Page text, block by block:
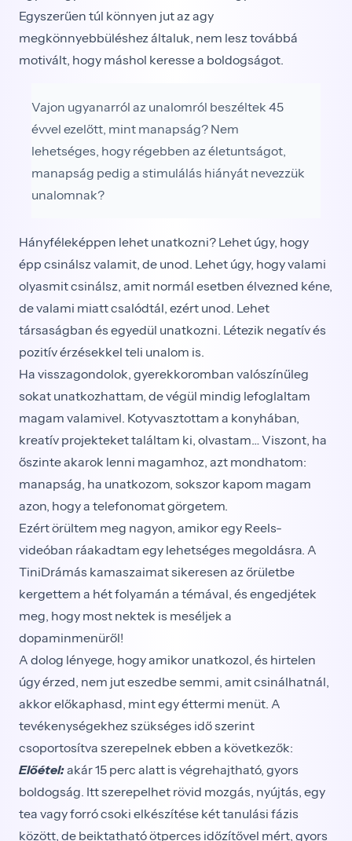
Egyszerűen túl könnyen jut az agy
megkönnyebbüléshez általuk, nem lesz továbbá
motivált, hogy máshol keresse a boldogságot.
Vajon ugyanarról az unalomról beszéltek 45
évvel ezelőtt, mint manapság? Nem
lehetséges, hogy régebben az életuntságot,
manapság pedig a stimulálás hiányát nevezzük
unalomnak?
Hányféleképpen lehet unatkozni? Lehet úgy, hogy
épp csinálsz valamit, de unod. Lehet úgy, hogy valami
olyasmit csinálsz, amit normál esetben élvezned kéne,
de valami miatt csalódtál, ezért unod. Lehet
társaságban és egyedül unatkozni. Létezik negatív és
pozitív érzésekkel teli unalom is.
Ha visszagondolok, gyerekkoromban valószínűleg
sokat unatkozhattam, de végül mindig lefoglaltam
magam valamivel. Kotyvasztottam a konyhában,
kreatív projekteket találtam ki, olvastam… Viszont, ha
őszinte akarok lenni magamhoz, azt mondhatom:
manapság, ha unatkozom, sokszor kapom magam
azon, hogy a telefonomat görgetem.
Ezért örültem meg nagyon, amikor egy Reels-
videóban ráakadtam egy lehetséges megoldásra. A
TiniDrámás kamaszaimat sikeresen az őrületbe
kergettem a hét folyamán a témával, és engedjétek
meg, hogy most nektek is meséljek a
dopaminmenüről!
A dolog lényege, hogy amikor unatkozol, és hirtelen
úgy érzed, nem jut eszedbe semmi, amit csinálhatnál,
akkor előkaphasd, mint egy éttermi menüt. A
tevékenységekhez szükséges idő szerint
csoportosítva szerepelnek ebben a következők:
Előétel:akár 15 perc alatt is végrehajtható, gyors
boldogság. Itt szerepelhet rövid mozgás, nyújtás, egy
tea vagy forró csoki elkészítése két tanulási fázis
között, de beiktatható ötperces időzítővel mért, gyors